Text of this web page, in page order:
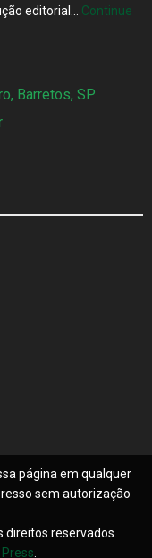
editorial… Continue
Barretos, SP
página em qualquer
sem autorização
direitos reservados.
.